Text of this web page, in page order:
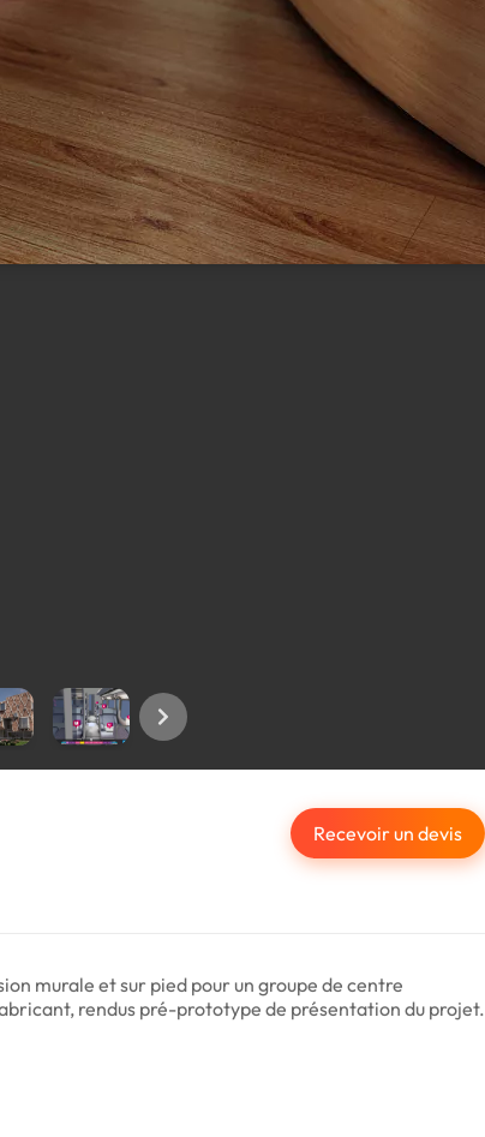
Recevoir un devis
murale et sur pied pour un groupe de centre
rendus pré-prototype de présentation du projet.